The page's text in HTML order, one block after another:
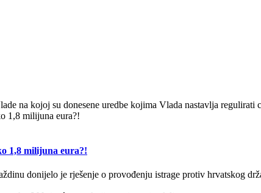
na kojoj su donesene uredbe kojima Vlada nastavlja
1,8 milijuna eura?!
donijelo je rješenje o provođenju istrage protiv hrvatskog